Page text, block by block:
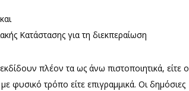
Κατάστασης για τη διεκπεραίωση
πλέον τα ως άνω πιστοποιητικά, είτε ο
φυσικό τρόπο είτε επιγραμμικά. Οι δημόσιες